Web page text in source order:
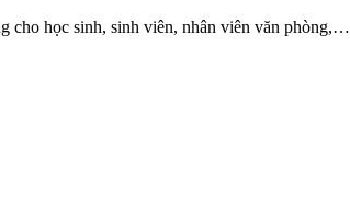
cho học sinh, sinh viên, nhân viên văn phòng,…